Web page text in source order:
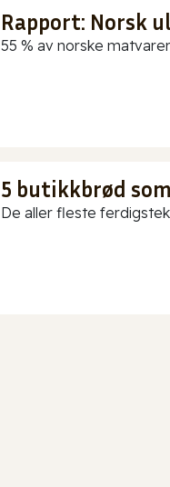
Rapport: Norsk
55 % av norske
5 butikkbrød
De aller fleste